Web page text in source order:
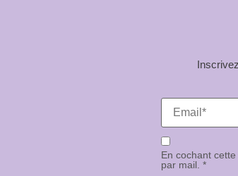
En cochant
par mail. *